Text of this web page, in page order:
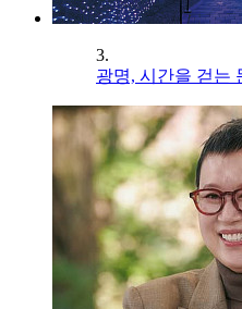
3.
광명, 시간을 걷는